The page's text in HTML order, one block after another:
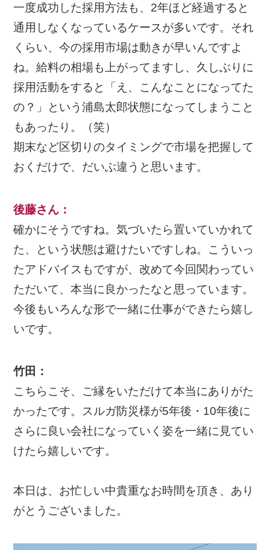
一度成功した採用方法も、2年ほど経過すると
通用しなくなっているケースが多いです。それ
くらい、今の採用市場は動きが早いんですよ
ね。給料の相場も上がってますし、久しぶりに
採用活動をすると「え、こんなことになってた
の？」という浦島太郎状態になってしまうこと
もあったり。（笑）
期末など区切りのタイミングで市場を把握して
おくだけで、だいぶ違うと思います。
後藤さん ：
確かにそうですね。気づいたら置いていかれて
た、という状態は避けたいですしね。こういっ
たアドバイスもですが、改めて今回関わってい
ただいて、本当に良かったなと思っています。
今後もいろんな形で一緒に仕事ができたら嬉し
いです。
竹田：
こちらこそ、ご縁をいただけて本当にありがた
かったです。スルガ防災様が5年後・10年後に
さらに良い会社になっていく姿を一緒に見てい
けたら嬉しいです。
本日は、お忙しい中貴重なお時間を頂き、あり
がとうございました。